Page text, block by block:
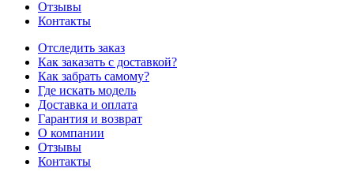
Отзывы
Контакты
Отследить заказ
Как заказать с доставкой?
Как забрать самому?
Где искать модель
Доставка и оплата
Гарантия и возврат
О компании
Отзывы
Контакты